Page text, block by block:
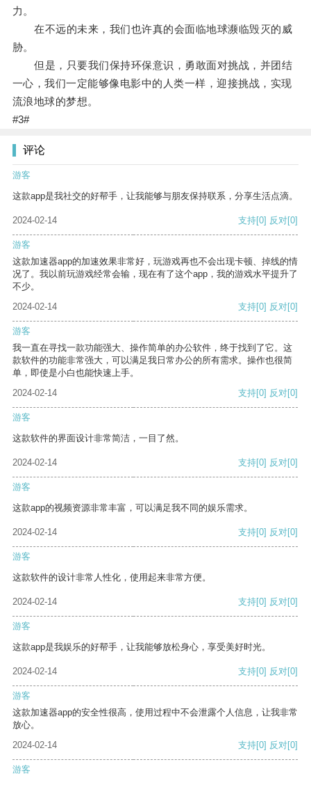
力。
在不远的未来，我们也许真的会面临地球濒临毁灭的威
胁。
但是，只要我们保持环保意识，勇敢面对挑战，并团结
一心，我们一定能够像电影中的人类一样，迎接挑战，实现
流浪地球的梦想。
#3#
评论
游客
这款app是我社交的好帮手，让我能够与朋友保持联系，分享生活点滴。
2024-02-14 支持[0] 反对[0]
游客
这款加速器app的加速效果非常好，玩游戏再也不会出现卡顿、掉线的情
况了。我以前玩游戏经常会输，现在有了这个app，我的游戏水平提升了
不少。
2024-02-14
支持[0] 反对[0]
游客
我一直在寻找一款功能强大、操作简单的办公软件，终于找到了它。这
款软件的功能非常强大，可以满足我日常办公的所有需求。操作也很简
单，即使是小白也能快速上手。
2024-02-14
支持[0] 反对[0]
游客
这款软件的界面设计非常简洁，一目了然。
2024-02-14 支持[0] 反对[0]
游客
这款app的视频资源非常丰富，可以满足我不同的娱乐需求。
2024-02-14 支持[0] 反对[0]
游客
这款软件的设计非常人性化，使用起来非常方便。
2024-02-14 支持[0] 反对[0]
游客
这款app是我娱乐的好帮手，让我能够放松身心，享受美好时光。
2024-02-14 支持[0] 反对[0]
游客
这款加速器app的安全性很高，使用过程中不会泄露个人信息，让我非常
放心。
2024-02-14
支持[0] 反对[0]
游客